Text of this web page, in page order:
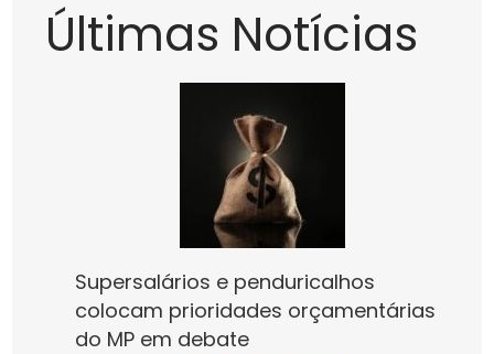
Últimas Notícias
Supersalários e penduricalhos
colocam prioridades orçamentárias
do MP em debate